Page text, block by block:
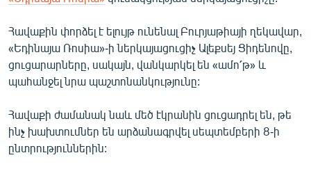
Հավաքին փորձել է ելույթ ունենալ Բուրյաթիայի ղեկավար,
«Եդինայա Ռոսիա»-ի ներկայացուցիչ Ալեքսեյ Ցիդենովը,
ցուցարարները, սակայն, վանկարկել են «ամո՛թ» և
պահանջել նրա պաշտոնանկությունը:
Հավաքի ժամանակ նաև մեծ էկրանին ցուցադրել են, թե
ինչ խախտումներ են արձանագրվել սեպտեմբերի 8-ի
ընտրություններին: